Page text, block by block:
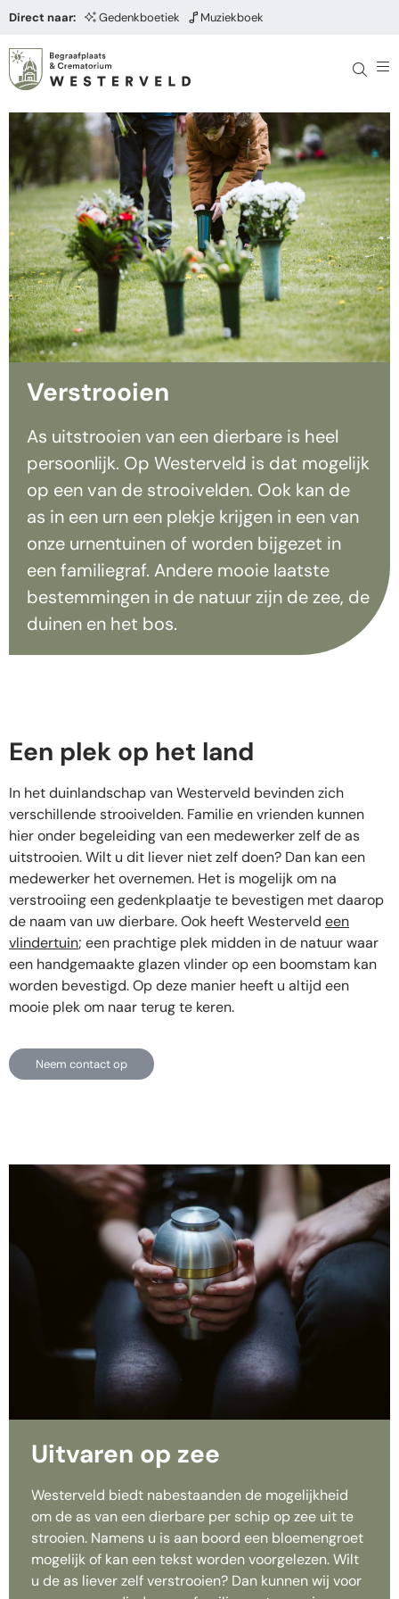
Direct naar: Gedenkboetiek Muziekboek
Verstrooien
As uitstrooien van een dierbare is heel
persoonlijk. Op Westerveld is dat mogelijk
op een van de strooivelden. Ook kan de
as in een urn een plekje krijgen in een van
onze urnentuinen of worden bijgezet in
een familiegraf. Andere mooie laatste
bestemmingen in de natuur zijn de zee, de
duinen en het bos.
Een plek op het land
In het duinlandschap van Westerveld bevinden zich
verschillende strooivelden. Familie en vrienden kunnen
hier onder begeleiding van een medewerker zelf de as
uitstrooien. Wilt u dit liever niet zelf doen? Dan kan een
medewerker het overnemen. Het is mogelijk om na
verstrooiing een gedenkplaatje te bevestigen met daarop
de naam van uw dierbare. Ook heeft Westerveld een
vlindertuin; een prachtige plek midden in de natuur waar
een handgemaakte glazen vlinder op een boomstam kan
worden bevestigd. Op deze manier heeft u altijd een
mooie plek om naar terug te keren.
Neem contact op
Uitvaren op zee
Westerveld biedt nabestaanden de mogelijkheid
om de as van een dierbare per schip op zee uit te
strooien. Namens u is aan boord een bloemengroet
mogelijk of kan een tekst worden voorgelezen. Wilt
u de as liever zelf verstrooien? Dan kunnen wij voor